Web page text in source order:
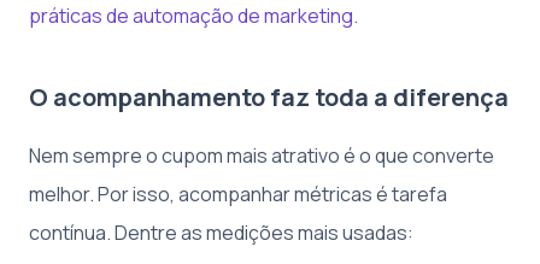
práticas de automação de marketing.
O acompanhamento faz toda a diferença
Nem sempre o cupom mais atrativo é o que converte
melhor. Por isso, acompanhar métricas é tarefa
contínua. Dentre as medições mais usadas: